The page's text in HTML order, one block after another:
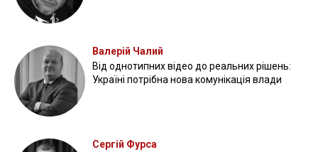
Валерій Чалий
Від однотипних відео до реальних рішень:
Україні потрібна нова комунікація влади
Сергій Фурса